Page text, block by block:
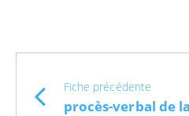
Fiche précédente